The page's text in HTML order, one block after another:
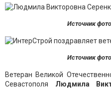
Источник
Источник
Ветеран Великой
Севастополя Людмила